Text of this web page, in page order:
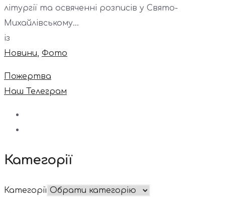
літургії та освяченні розписів у Свято-
Михайлівському...
із
Новини, Фото
Пожертва
Наш Телеграм
Категорії
Категорії